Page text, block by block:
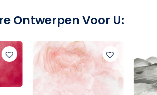
Ontwerpen Voor U: